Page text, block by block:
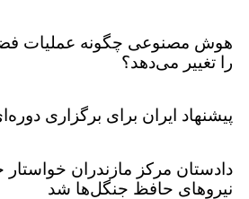
هوش مصنوعی چگونه عملیات
را تغییر می‌دهد؟
پیشنهاد ایران برای برگزاری
دادستان مرکز مازندران
نیروهای حافظ جنگل‌ها شد